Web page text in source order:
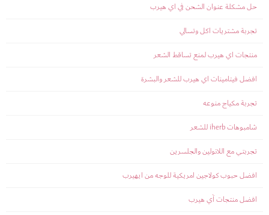
حل مشكلة عنوان الشحن في اي هيرب
تجربة مشتريات اكل وتسالي
منتجات اي هيرب لمنع تساقط الشعر
افضل فيتامينات اي هيرب للشعر والبشرة
تجربة مكياج منوعه
شامبوهات iherb للشعر
تجربتي مع اللانولين والجلسرين
افضل حبوب كولاجين امريكية للوجه من ايهيرب
افضل منتجات آي هيرب